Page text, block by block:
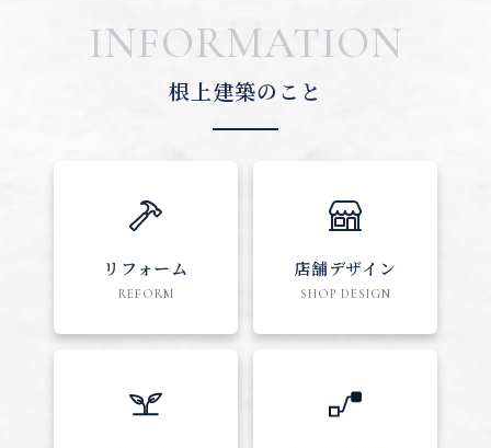
INFORMATION
根上建築のこと
リフォーム
REFORM
店舗デザイン
SHOP DESIGN